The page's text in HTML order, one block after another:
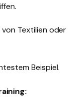
Textilien oder
Beispiel.